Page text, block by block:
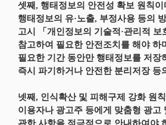
셋째, 행태정보의 안전성 확보 원칙
행태정보의 유·노출, 부정사용 등의
고시 「개인정보의 기술적·관리적
참고하여 필요한 안전조치를 해야 하
필요한 기간 동안만 행태정보를 저장
즉시 파기하거나 안전한 분리저장 등
넷째, 인식확산 및 피해구제 강화 원
이용자나 광고주 등에게 맞춤형 광고